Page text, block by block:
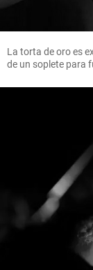
La torta de oro es
de un soplete para